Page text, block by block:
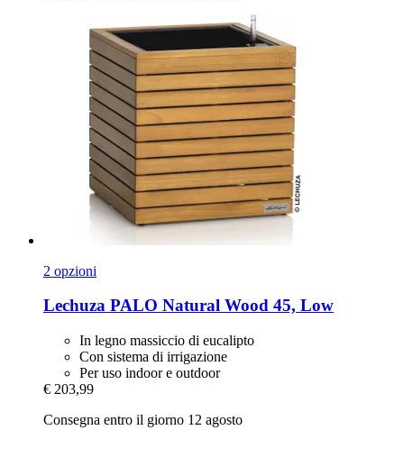
2 opzioni
Lechuza PALO Natural Wood 45, Low
In legno massiccio di eucalipto
Con sistema di irrigazione
Per uso indoor e outdoor
€ 203,99
Consegna entro il giorno 12 agosto